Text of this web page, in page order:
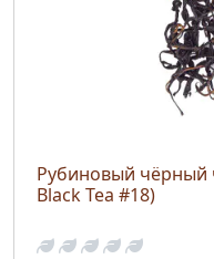
Рубиновый чёрный
Black Tea #18)